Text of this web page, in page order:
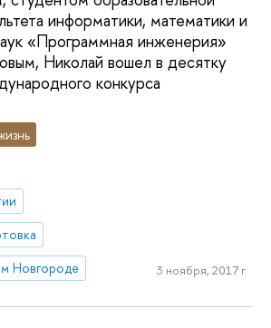
информатики, математики и
«Программная инженерия»
Николай вошел в десятку
конкурса
Новгороде
3 ноября, 2017 г.